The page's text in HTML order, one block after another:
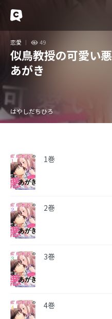
恋愛 49
似鳥教授の可愛い悪
あがき
はやしだちひろ
1巻
2巻
3巻
4巻